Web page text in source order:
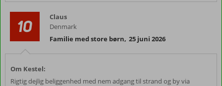
10
Claus
Denmark
Familie med store børn, 25 juni 2026
Om Kestel:
Rigtig dejlig beliggenhed med nem adgang til strand og by via